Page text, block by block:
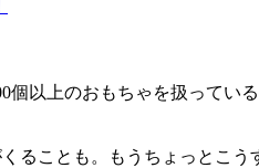
個以上のおもちゃを扱っている
る ことも。もうちょっとこう